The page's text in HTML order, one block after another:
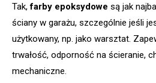
Tak,farby epoksydowe są jak
ściany w garażu, szczególnie jeśli
użytkowany, np. jako warsztat.
trwałość, odporność na ścieranie,
mechaniczne.